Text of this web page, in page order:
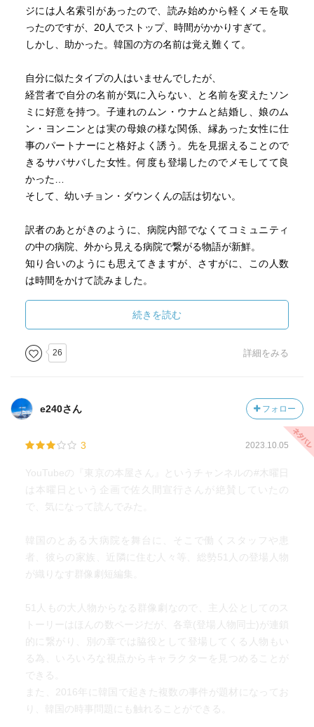
ジには人名索引があったので、読み始めから軽くメモを取
ったのですが、20人でストップ、時間がかかりすぎて。
しかし、助かった。韓国の方の名前は覚え難くて。
自分に似たタイプの人はいませんでしたが、
経営者で自分の名前が気に入らない、と名前を変えたソン
ミに好意を持つ。子連れのムン・ウナムと結婚し、娘のム
ン・ヨンニンとは実の母娘の様な関係、縁あった女性に仕
事のパートナーにと格好よく誘う。先を見据えることので
きるサバサバした女性。何度も登場したのでメモしてて良
かった…
そして、幼いチョン・ダウンくんの話は切ない。
訳者のあとがきのように、病院内部でなくてコミュニティ
の中の病院、外から見える病院で繋がる物語が新鮮。
知り合いのようにも思えてきますが、さすがに、この人数
は時間をかけて読みました。
続きを読む
26 詳細をみる
e240さん フォロー
3 2023.10.05
YouTubeの『東京の本屋さん』というチャンネルの#木曜日
は本曜日という企画で佐久間宣行さんが絶賛していたの
で、気になって読んでみた。
韓国のとある大病院を舞台に、そこで働くスタッフや患
者、彼らの家族、近隣に住む人々等、総勢51人の登場人物
が織りなす群像劇短編集。
51人もの大人物からなる群像劇なので、主人公としてのス
トーリーはほんの数ページだが、各章(登場人物同士)が連鎖
的に繋がり、別の章では脇役として登場してくる人物もい
る為、いろいろな視点からキャラクターを見つめることが
できる。
また、2016年に韓国で起きた複数の事件が題材になってお
り、韓国の時事問題にも触れることができる。